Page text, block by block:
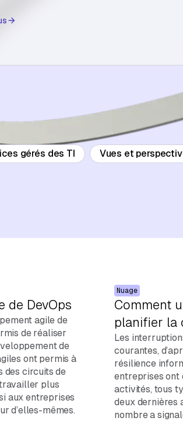
gérés des TI Vues et
de DevOps
agile de
de réaliser
de
ont permis à
des circuits de
plus
aux entreprises
d’elles-mêmes.
Nuage
Comment
planifier la
Les
courantes,
résilience
entreprises ont
activités, tous
deux dernières
nombre a